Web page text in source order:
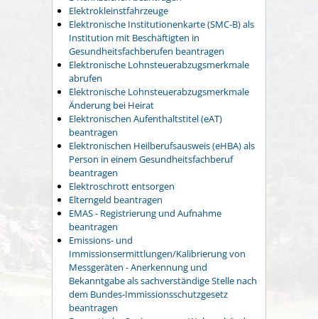
Elektrokleinstfahrzeuge
Elektronische Institutionenkarte (SMC-B) als
Institution mit Beschäftigten in
Gesundheitsfachberufen beantragen
Elektronische Lohnsteuerabzugsmerkmale
abrufen
Elektronische Lohnsteuerabzugsmerkmale
Änderung bei Heirat
Elektronischen Aufenthaltstitel (eAT)
beantragen
Elektronischen Heilberufsausweis (eHBA) als
Person in einem Gesundheitsfachberuf
beantragen
Elektroschrott entsorgen
Elterngeld beantragen
EMAS - Registrierung und Aufnahme
beantragen
Emissions- und
Immissionsermittlungen/Kalibrierung von
Messgeräten - Anerkennung und
Bekanntgabe als sachverständige Stelle nach
dem Bundes-Immissionsschutzgesetz
beantragen